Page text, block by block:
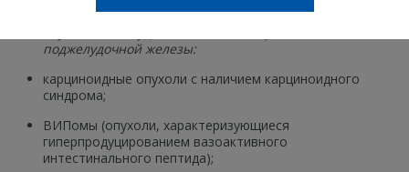
Облегчение симптомов, связанных с эндокринными
поджелудочной железы:
карциноидные опухоли с наличием карциноидного
синдрома;
ВИПомы (опухоли, характеризующиеся
гиперпродуцированием вазоактивного
интестинального пептида);